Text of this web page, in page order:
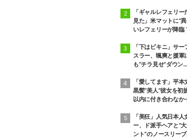
「ギャルレフェリ
見た」米マットに“
いレフェリーが降臨
「下はビキニ」サ
スラー、颯爽と援軍
も“チラ見せ”ダウン
「愛してます」平
黒髪“美人”彼女を初
以内に付き合わなか
「美狂」人気日本人
ー、ド派手ヘアと“
ント”のノースリー